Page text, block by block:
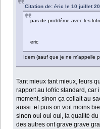
Citation de: éric le 10 juillet
pas de probléme avec les
eric
Idem (sauf que je ne m'appelle
Tant mieux tant mieux, leurs
rapport au lofric standard, car
moment, sinon ça collait au
aussi. et puis on voit moins
sinon oui oui oui, la qualité du
des autres ont grave grave